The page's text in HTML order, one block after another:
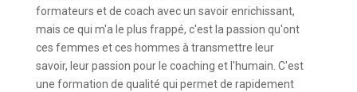
formateurs et de coach avec un savoir enrichissant,
mais ce qui m'a le plus frappé, c'est la passion qu'ont
ces femmes et ces hommes à transmettre leur
savoir, leur passion pour le coaching et l'humain. C'est
une formation de qualité qui permet de rapidement